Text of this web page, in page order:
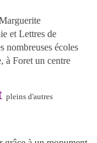
et Lettres de
nombreuses écoles
à Foret un centre
pleins d'autres